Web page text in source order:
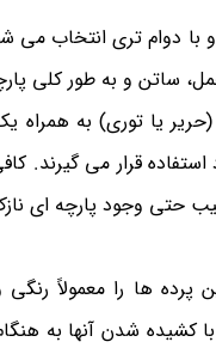
با دوام تری انتخاب می
ساتن و به طور کلی
یا توری) به همراه
استفاده قرار می
حتی وجود پارچه ای
پرده ها را معمولاً
شدن آنها به